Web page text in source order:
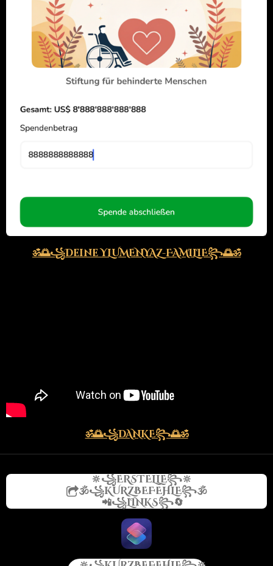
ॐ🌅꧁Deine YLUMENYAZ-FAMILIE꧂🌅ॐ
ॐ🌅꧁DANKE꧂🌅ॐ
🔆꧁ERSTELLE꧂🔆
🕉️꧁KURZBEFEHLE꧂🕉️
📲꧁LINKS꧂🔄